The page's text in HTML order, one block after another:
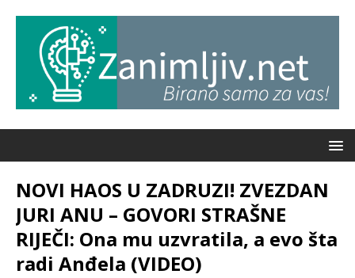
NOVI HAOS U ZADRUZI! ZVEZDAN
JURI ANU – GOVORI STRAŠNE
RIJEČI: Ona mu uzvratila, a evo šta
radi Anđela (VIDEO)